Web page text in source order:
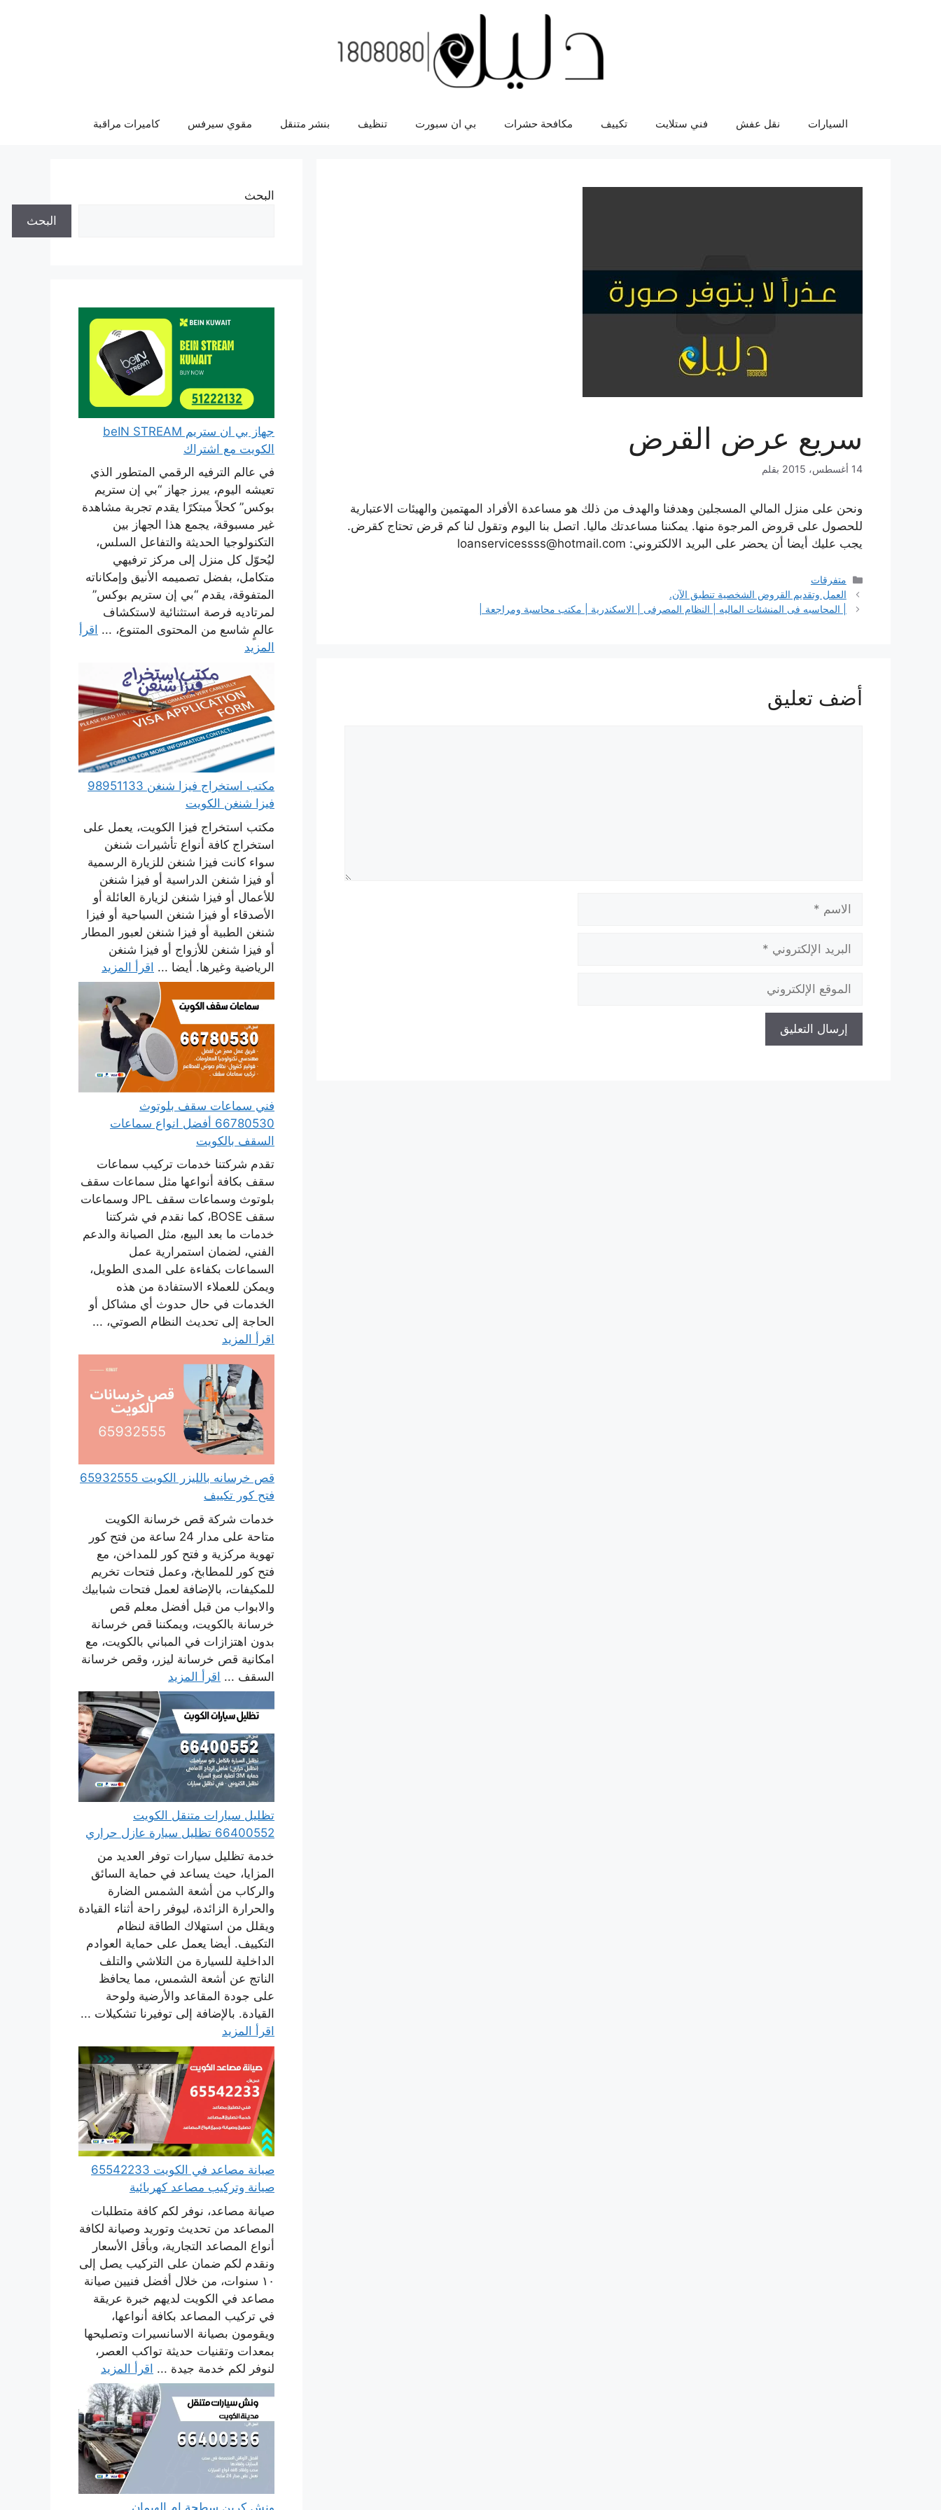
السيارات نقل عفش فني ستلايت تكييف مكافحة حشرات بي ان سبورت تنظيف بنشر متنقل مقوي سيرفس كاميرات مراقبة
سريع عرض القرض
14 أغسطس، 2015 بقلم
ونحن على منزل المالي المسجلين وهدفنا والهدف من ذلك هو مساعدة الأفراد المهتمين والهيئات الاعتبارية
للحصول على قروض المرجوة منها. يمكننا مساعدتك ماليا. اتصل بنا اليوم وتقول لنا كم قرض تحتاج كقرض.
يجب عليك أيضا أن يحضر على البريد الالكتروني: loanservicessss@hotmail.com
التصنيفات
متفرقات
العمل وتقديم القروض الشخصية تنطبق الآن.
| المحاسبه فى المنشئات الماليه | النظام المصرفى | الاسكندرية | مكتب محاسبة ومراجعة |
أضف تعليق
الاسم
البريد
الإلكتروني
الموقع
الإلكتروني
البحث
البحث
جهاز بي ان ستريم beIN STREAM
الكويت مع اشتراك
في عالم الترفيه الرقمي المتطور الذي
تعيشه اليوم، يبرز جهاز “بي إن ستريم
بوكس” كحلاً مبتكرًا يقدم تجربة مشاهدة
غير مسبوقة، يجمع هذا الجهاز بين
التكنولوجيا الحديثة والتفاعل السلس،
ليُحوّل كل منزل إلى مركز ترفيهي
متكامل، بفضل تصميمه الأنيق وإمكاناته
المتفوقة، يقدم “بي إن ستريم بوكس”
لمرتاديه فرصة استثنائية لاستكشاف
عالمٍ شاسع من المحتوى المتنوع، ... اقرأ
المزيد
مكتب استخراج فيزا شنغن 98951133
فيزا شنغن الكويت
مكتب استخراج فيزا الكويت، يعمل على
استخراج كافة أنواع تأشيرات شنغن
سواء كانت فيزا شنغن للزيارة الرسمية
أو فيزا شنغن الدراسية أو فيزا شنغن
للأعمال أو فيزا شنغن لزيارة العائلة أو
الأصدقاء أو فيزا شنغن السياحية أو فيزا
شنغن الطبية أو فيزا شنغن لعبور المطار
أو فيزا شنغن للأزواج أو فيزا شنغن
الرياضية وغيرها. أيضا ... اقرأ المزيد
فني سماعات سقف بلوتوث
66780530 أفضل انواع سماعات
السقف بالكويت
تقدم شركتنا خدمات تركيب سماعات
سقف بكافة أنواعها مثل سماعات سقف
بلوتوث وسماعات سقف JPL وسماعات
سقف BOSE، كما نقدم في شركتنا
خدمات ما بعد البيع، مثل الصيانة والدعم
الفني، لضمان استمرارية عمل
السماعات بكفاءة على المدى الطويل،
ويمكن للعملاء الاستفادة من هذه
الخدمات في حال حدوث أي مشاكل أو
الحاجة إلى تحديث النظام الصوتي، ...
اقرأ المزيد
قص خرسانه بالليزر الكويت 65932555
فتح كور تكييف
خدمات شركة قص خرسانة الكويت
متاحة على مدار 24 ساعة من فتح كور
تهوية مركزية و فتح كور للمداخن، مع
فتح كور للمطابخ، وعمل فتحات تخريم
للمكيفات، بالإضافة لعمل فتحات شبابيك
والابواب من قبل أفضل معلم قص
خرسانة بالكويت، ويمكننا قص خرسانة
بدون اهتزازات في المباني بالكويت، مع
امكانية قص خرسانة ليزر، وقص خرسانة
السقف ... اقرأ المزيد
تظليل سيارات متنقل الكويت
66400552 تظليل سيارة عازل حراري
خدمة تظليل سيارات توفر العديد من
المزايا، حيث يساعد في حماية السائق
والركاب من أشعة الشمس الضارة
والحرارة الزائدة، ليوفر راحة أثناء القيادة
ويقلل من استهلاك الطاقة لنظام
التكييف. أيضا يعمل على حماية العوادم
الداخلية للسيارة من التلاشي والتلف
الناتج عن أشعة الشمس، مما يحافظ
على جودة المقاعد والأرضية ولوحة
القيادة. بالإضافة إلى توفيرنا تشكيلات ...
اقرأ المزيد
صيانة مصاعد في الكويت 65542233
صيانة وتركيب مصاعد كهربائية
صيانة مصاعد، نوفر لكم كافة متطلبات
المصاعد من تحديث وتوريد وصيانة لكافة
أنواع المصاعد التجارية، وبأقل الأسعار
ونقدم لكم ضمان على التركيب يصل إلى
١٠ سنوات، من خلال أفضل فنيين صيانة
مصاعد في الكويت لديهم خبرة عريقة
في تركيب المصاعد بكافة أنواعها،
ويقومون بصيانة الاسانسيرات وتصليحها
بمعدات وتقنيات حديثة تواكب العصر،
لنوفر لكم خدمة جيدة ... اقرأ المزيد
ونش كرين سطحة ام الهيمان